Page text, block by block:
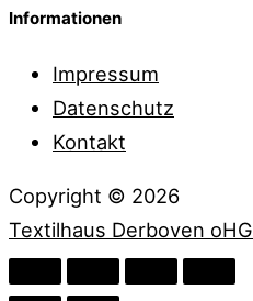
Informationen
Impressum
Datenschutz
Kontakt
Copyright © 2026
Textilhaus Derboven oHG